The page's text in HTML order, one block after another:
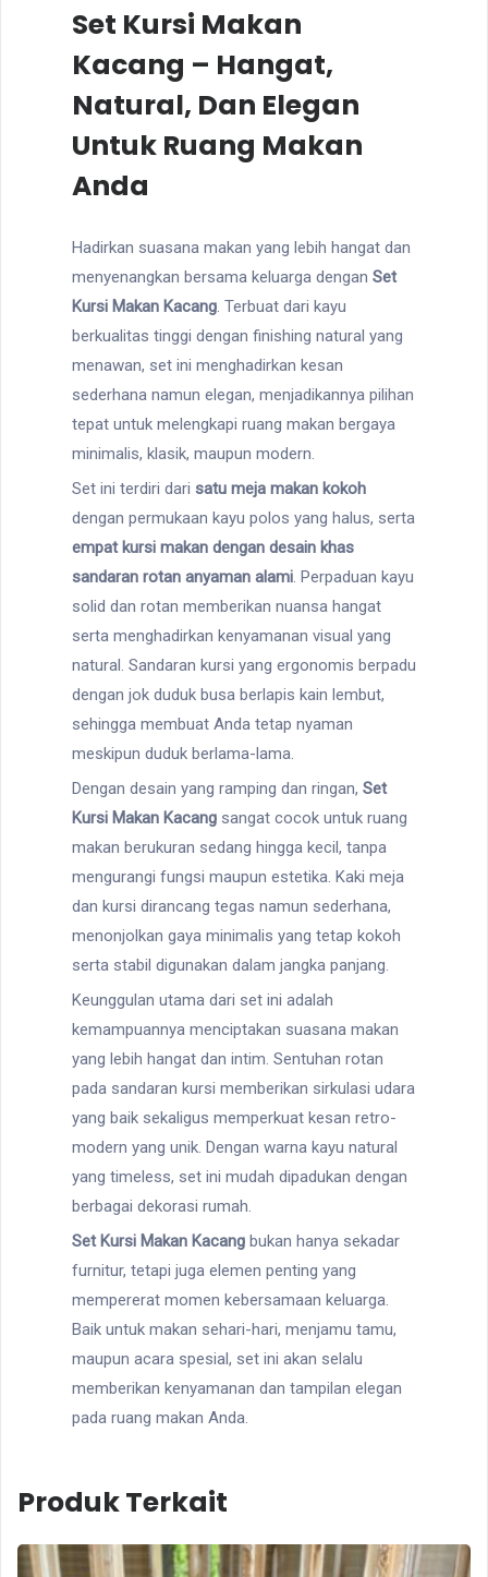
Set Kursi Makan
Kacang – Hangat,
Natural, Dan Elegan
Untuk Ruang Makan
Anda
Hadirkan suasana makan yang lebih hangat dan
menyenangkan bersama keluarga dengan Set
Kursi Makan Kacang . Terbuat dari kayu
berkualitas tinggi dengan finishing natural yang
menawan, set ini menghadirkan kesan
sederhana namun elegan, menjadikannya pilihan
tepat untuk melengkapi ruang makan bergaya
minimalis, klasik, maupun modern.
Set ini terdiri dari satu meja makan kokoh
dengan permukaan kayu polos yang halus, serta
empat kursi makan dengan desain khas
sandaran rotan anyaman alami . Perpaduan kayu
solid dan rotan memberikan nuansa hangat
serta menghadirkan kenyamanan visual yang
natural. Sandaran kursi yang ergonomis berpadu
dengan jok duduk busa berlapis kain lembut,
sehingga membuat Anda tetap nyaman
meskipun duduk berlama-lama.
Dengan desain yang ramping dan ringan, Set
Kursi Makan Kacang sangat cocok untuk ruang
makan berukuran sedang hingga kecil, tanpa
mengurangi fungsi maupun estetika. Kaki meja
dan kursi dirancang tegas namun sederhana,
menonjolkan gaya minimalis yang tetap kokoh
serta stabil digunakan dalam jangka panjang.
Keunggulan utama dari set ini adalah
kemampuannya menciptakan suasana makan
yang lebih hangat dan intim. Sentuhan rotan
pada sandaran kursi memberikan sirkulasi udara
yang baik sekaligus memperkuat kesan retro-
modern yang unik. Dengan warna kayu natural
yang timeless, set ini mudah dipadukan dengan
berbagai dekorasi rumah.
Set Kursi Makan Kacang bukan hanya sekadar
furnitur, tetapi juga elemen penting yang
mempererat momen kebersamaan keluarga.
Baik untuk makan sehari-hari, menjamu tamu,
maupun acara spesial, set ini akan selalu
memberikan kenyamanan dan tampilan elegan
pada ruang makan Anda.
Produk Terkait